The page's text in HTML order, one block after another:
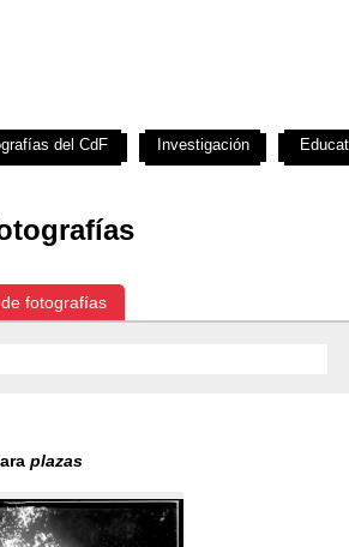
fotografías
plazas
del CdF Investigación